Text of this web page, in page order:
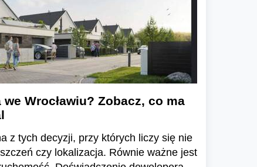
Wrocławiu? Zobacz, co ma
z tych decyzji, przy których liczy się nie
czy lokalizacja. Równie ważne jest